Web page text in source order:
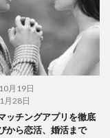
月19日
月28日
ッチングアプリを徹底
から恋活、婚活まで